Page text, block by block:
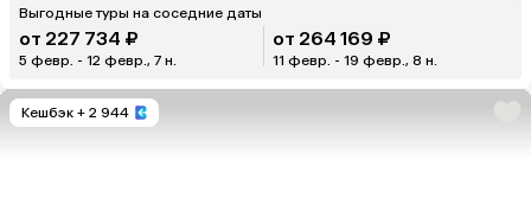
Выгодные туры на соседние даты
от 227 734 ₽
5 февр. - 12 февр., 7 н.
от 264 169 ₽
11 февр. - 19 февр., 8 н.
Кешбэк + 2 944